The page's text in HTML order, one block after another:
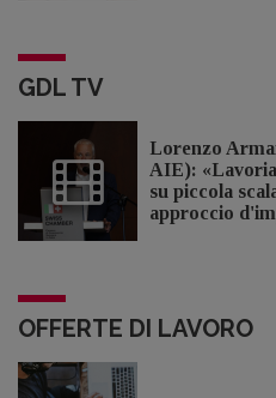
GDL TV
Lorenzo
AIE):
su piccola
approccio
OFFERTE DI LAVORO